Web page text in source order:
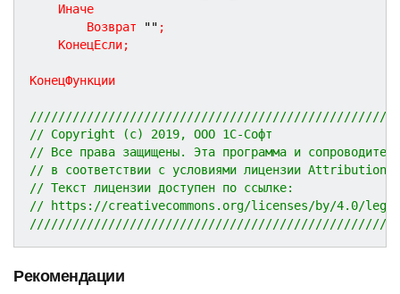
Иначе
Возврат
"" ;
КонецЕсли;
КонецФункции
// Copyright (c) 2019, ООО 1С-Софт
// Все права защищены. Эта программа и
// в соответствии с условиями лицензии
// Текст лицензии доступен по ссылке:
// https://creativecommons.org/licenses/by/4.0/
Рекомендации